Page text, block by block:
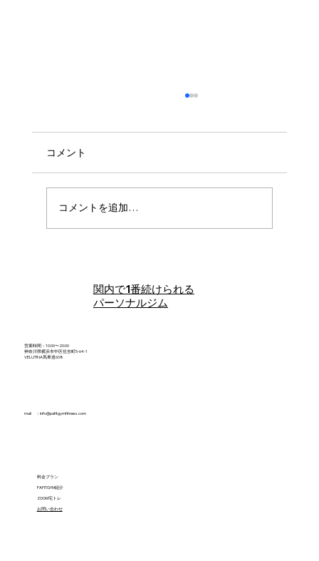
無糖に変えてみよう
コメント
コメントを追加…
営業時間：10:00〜20:00
神奈川県横浜市中区住吉町5-64-1
VELUTINA馬車道608
mail ：info@pafitgymfitness.com
関内で1番続けられる
パーソナルジム
料金プラン
PAFITGYM紹介
ZOOM宅トレ
​お問い合わせ